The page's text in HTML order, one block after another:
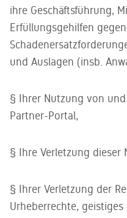
ihre Geschäftsführung,
Erfüllungsgehilfen
und Auslagen (insb.
§ Ihrer Nutzung von
Partner-Portal,
§ Ihre Verletzung dieser
§ Ihrer Verletzung der
Urheberrechte,